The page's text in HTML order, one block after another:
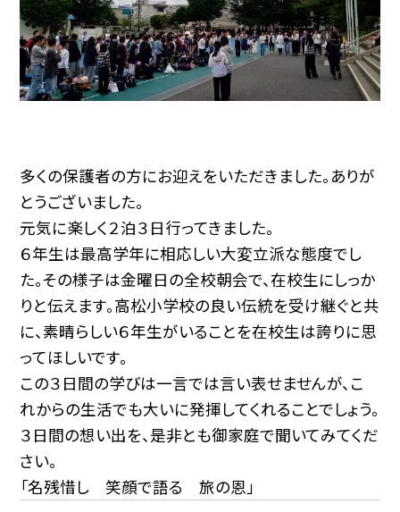
多くの保護者の方にお迎えをいただきました。ありが
とうございました。
元気に楽しく２泊３日行ってきました。
６年生は最高学年に相応しい大変立派な態度でし
た。その様子は金曜日の全校朝会で、在校生にしっか
りと伝えます。高松小学校の良い伝統を受け継ぐと共
に、素晴らしい６年生がいることを在校生は誇りに思
ってほしいです。
この３日間の学びは一言では言い表せませんが、こ
れからの生活でも大いに発揮してくれることでしょう。
３日間の想い出を、是非とも御家庭で聞いてみてくだ
さい。
「名残惜し 笑顔で語る 旅の恩」